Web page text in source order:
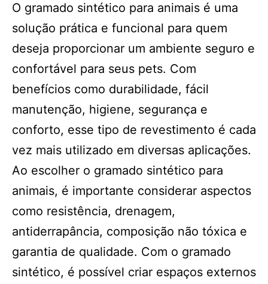
O gramado sintético para animais é uma
solução prática e funcional para quem
deseja proporcionar um ambiente seguro e
confortável para seus pets. Com
benefícios como durabilidade, fácil
manutenção, higiene, segurança e
conforto, esse tipo de revestimento é cada
vez mais utilizado em diversas aplicações.
Ao escolher o gramado sintético para
animais, é importante considerar aspectos
como resistência, drenagem,
antiderrapância, composição não tóxica e
garantia de qualidade. Com o gramado
sintético, é possível criar espaços externos